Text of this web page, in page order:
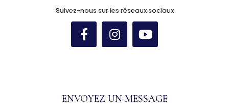
Suivez-nous sur les réseaux sociaux
ENVOYEZ UN MESSAGE